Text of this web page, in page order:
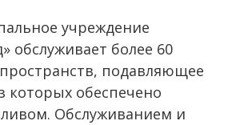
учреждение
обслуживает более 60
подавляющее
которых обеспечено
Обслуживанием и